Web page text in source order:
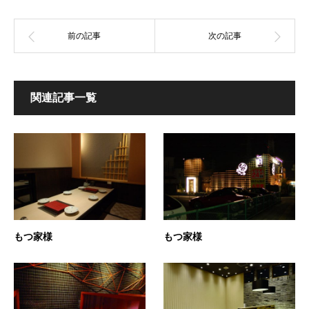
関連記事一覧
もつ家様 もつ家様